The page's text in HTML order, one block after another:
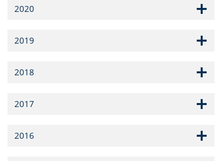
2020
2019
2018
2017
2016